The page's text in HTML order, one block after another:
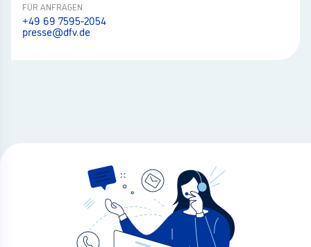
FÜR ANFRAGEN
+49 69 7595-2054
presse@dfv.de